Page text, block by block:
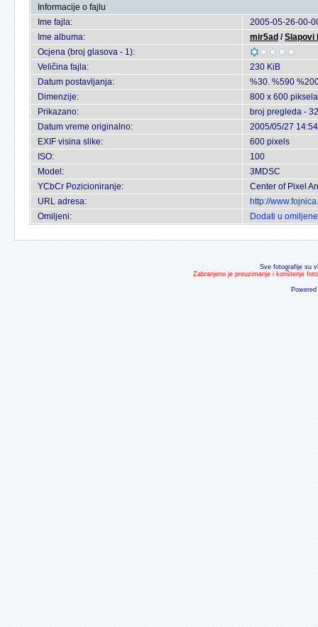
Informacije o fajlu
Ime fajla:
2005-05-26-00-
Ime albuma:
mir5ad /Slapovi
Ocjena (broj glasova - 1):
Veličina fajla:
230 KiB
Datum postavljanja:
%30. %590
Dimenzije:
800 x 600 piksela
Prikazano:
broj pregleda -
Datum vreme originalno:
2005/05/27
EXIF visina slike:
600 pixels
ISO:
100
Model:
3MDSC
YCbCr Pozicioniranje:
Center of Pixel
URL adresa:
http://
Omiljeni:
Dodati u omiljene
Sve fotografije su
Zabranjeno je preuzimanje i korištenje